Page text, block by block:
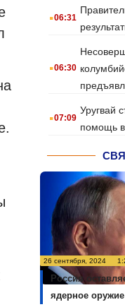
.06:31
.06:30
.07:09
Уругвай
помощь в
26 сентября, 2024
Россия
ядерное